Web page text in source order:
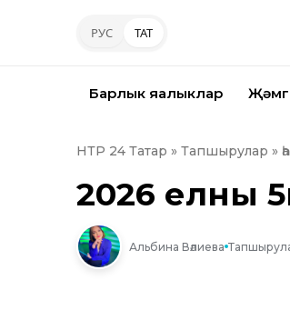
РУС ТАТ
Барлык яңалыклар
НТР 24 Татар » Тапшырулар »
2026 елның
Альбина Вәлиева